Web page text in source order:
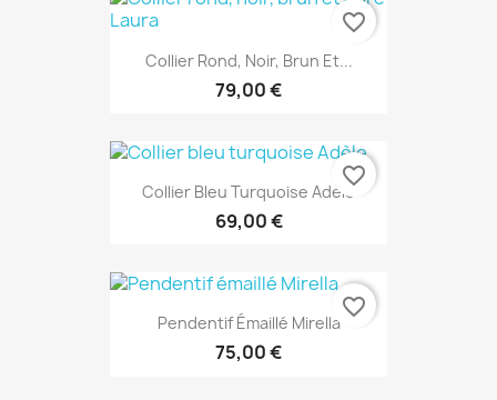
Collier Rond, Noir, Brun Et...
79,00 €
favorite_border
Collier Bleu Turquoise Adèle
69,00 €
favorite_border
Pendentif Émaillé Mirella
75,00 €
favorite_border